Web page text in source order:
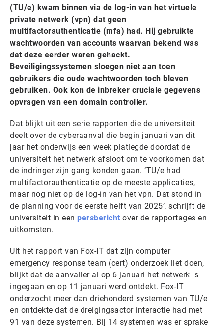
(TU/e) kwam binnen via de log-in van het virtuele
private netwerk (vpn) dat geen
multifactorauthenticatie (mfa) had. Hij gebruikte
wachtwoorden van accounts waarvan bekend was
dat deze eerder waren gehackt.
Beveiligingssystemen sloegen niet aan toen
gebruikers die oude wachtwoorden toch bleven
gebruiken. Ook kon de inbreker cruciale gegevens
opvragen van een domain controller.
Dat blijkt uit een serie rapporten die de universiteit
deelt over de cyberaanval die begin januari van dit
jaar het onderwijs een week platlegde doordat de
universiteit het netwerk afsloot om te voorkomen dat
de indringer zijn gang konden gaan. ‘TU/e had
multifactorauthenticatie op de meeste applicaties,
maar nog niet op de log-in van het vpn. Dat stond in
de planning voor de eerste helft van 2025’, schrijft de
universiteit in een persbericht over de rapportages en
uitkomsten.
Uit het rapport van Fox-IT dat zijn computer
emergency response team (cert) onderzoek liet doen,
blijkt dat de aanvaller al op 6 januari het netwerk is
ingegaan en op 11 januari werd ontdekt. Fox-IT
onderzocht meer dan driehonderd systemen van TU/e
en ontdekte dat de dreigingsactor interactie had met
91 van deze systemen. Bij 14 systemen was er sprake